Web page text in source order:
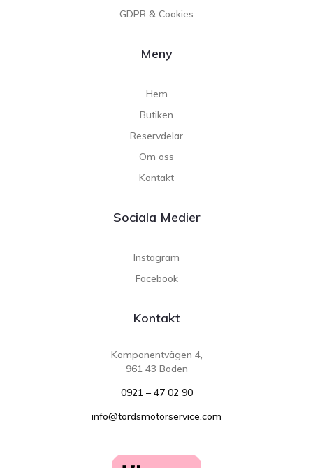
GDPR & Cookies
Meny
Hem
Butiken
Reservdelar
Om oss
Kontakt
Sociala Medier
Instagram
Facebook
Kontakt
Komponentvägen 4,
961 43 Boden
0921 – 47 02 90
info@tordsmotorservice.com